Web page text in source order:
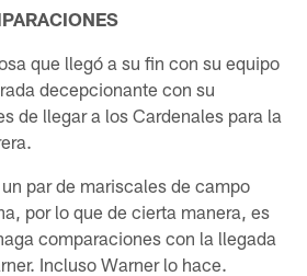
que llegó a su fin con su equipo
decepcionante con su
de llegar a los Cardenales para la
par de mariscales de campo
por lo que de cierta manera, es
comparaciones con la llegada
Incluso Warner lo hace.